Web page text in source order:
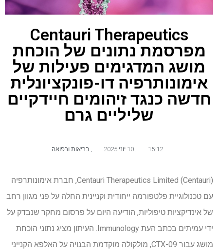
Centauri Therapeutics
מפרסמת נתונים של הוכחת
מושג המדגימים פעילות של
אימונותרפיה דו-פונקציונלית
חדשה כנגד זיהומים חיידקיים
שליליים גרם
15:12 10 יוני 2025 בריאות ורפואה
Centauri Therapeutics Limited (Centauri), חברת אימונותרפיה
עם טכנולוגיית פלטפורמה ייחודית וקניינית החלה על פני מגוון רחב
של אינדיקציות טיפוליות, הודיעה היום על פרסום מחקר שנבדק על
ידי עמיתים בכתב העת Immunology. העיתון מציג נתוני הוכחת
מושג עבור CTX-09, מולקולה מוקדמת הבנויה על האלפא הקנייני